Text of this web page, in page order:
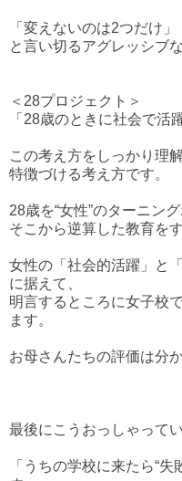
「変えないのは2つだけ」
と言い切るアグレッシブ
＜28プロジェクト＞
「28歳のときに社会で活
この考え方をしっかり理
特徴づける考え方です。
28歳を“女性”のターニン
そこから逆算した教育を
女性の「社会的活躍」と
に据えて、
明言するところに女子校
ます。
お母さんたちの評価は分
最後にこうおっしゃってい
「うちの学校に来たら“失